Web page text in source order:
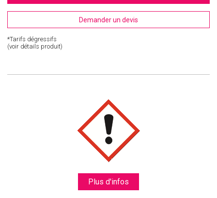
Demander un devis
*Tarifs dégressifs
(voir détails produit)
Plus d'infos